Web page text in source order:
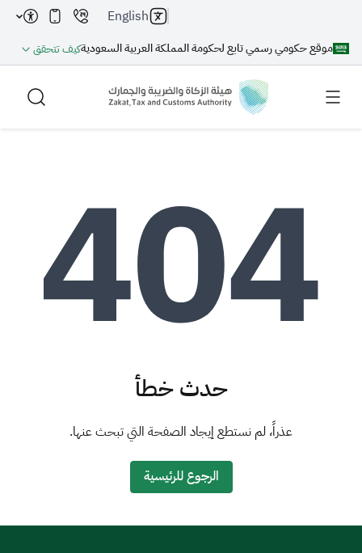
موقع حكومي رسمي تابع لحكومة المملكة العربية السعوديةكيف تتحقق
English
بحث AI
التصرفات العقارية
حدث خطأ
عذراً، لم نستطع إيجاد الصفحة التي تبحث عنها.
الرجوع للرئيسية